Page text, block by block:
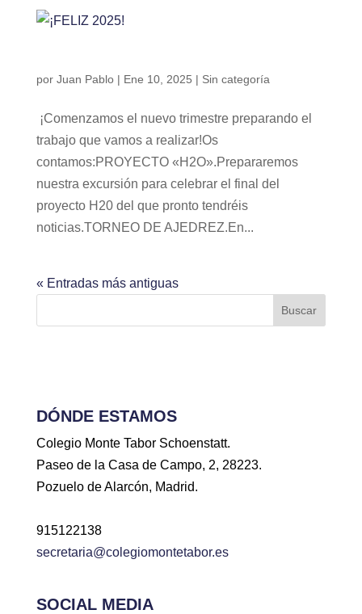
por Juan Pablo| Ene 10, 2025 | Sin categoría
¡Comenzamos el nuevo trimestre preparando el
trabajo que vamos a realizar!Os
contamos:PROYECTO «H2O».Prepararemos
nuestra excursión para celebrar el final del
proyecto H20 del que pronto tendréis
noticias.TORNEO DE AJEDREZ.En...
« Entradas más antiguas
Buscar
DÓNDE ESTAMOS
Colegio Monte Tabor Schoenstatt.
Paseo de la Casa de Campo, 2, 28223.
Pozuelo de Alarcón, Madrid.
915122138
secretaria@colegiomontetabor.es
SOCIAL MEDIA